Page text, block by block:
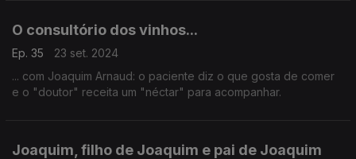
O consultório dos vinhos...
Ep. 35
23 set. 2024
... com Joaquim Arnaud: o paciente diz o que gosta de comer
e o "doutor" receita um "néctar" para acompanhar.
Joaquim, filho de Joaquim e pai de Joaquim